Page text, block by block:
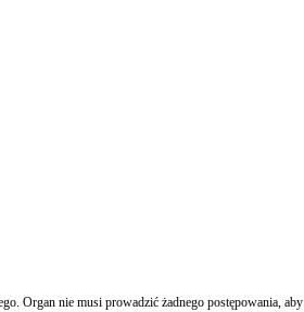
nie musi prowadzić żadnego postępowania,